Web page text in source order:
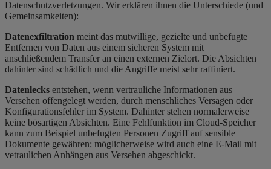
Datenschutzverletzungen. Wir erklären ihnen die Unterschiede (und
Gemeinsamkeiten):
Datenexfiltration meint das mutwillige, gezielte und unbefugte
Entfernen von Daten aus einem sicheren System mit
anschließendem Transfer an einen externen Zielort. Die Absichten
dahinter sind schädlich und die Angriffe meist sehr raffiniert.
Datenlecks entstehen, wenn vertrauliche Informationen aus
Versehen offengelegt werden, durch menschliches Versagen oder
Konfigurationsfehler im System. Dahinter stehen normalerweise
keine bösartigen Absichten. Eine Fehlfunktion im Cloud-Speicher
kann zum Beispiel unbefugten Personen Zugriff auf sensible
Dokumente gewähren; möglicherweise wird auch eine E-Mail mit
vetraulichen Anhängen aus Versehen abgeschickt.